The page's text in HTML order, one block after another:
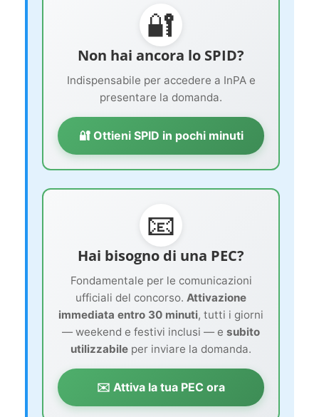
🔐
Non hai ancora lo SPID?
Indispensabile per accedere a InPA e
presentare la domanda.
🔐 Ottieni SPID in pochi minuti
📧
Hai bisogno di una PEC?
Fondamentale per le comunicazioni
ufficiali del concorso. Attivazione
immediata entro 30 minuti, tutti i giorni
— weekend e festivi inclusi — e subito
utilizzabile per inviare la domanda.
✉️ Attiva la tua PEC ora